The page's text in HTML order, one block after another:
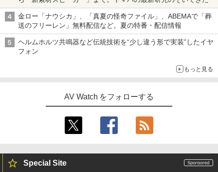
金ロー「ナウシカ」、「真夏の怪奇ファイル」、ABEMAで「葬
送のフリーレン」無料配信など。夏の特番・配信情報
ヘルムホルツ共鳴器など伝統技術を“少し違う形で実装”したイヤ
フォン
もっと見る
AV Watch をフォローする
Special Site